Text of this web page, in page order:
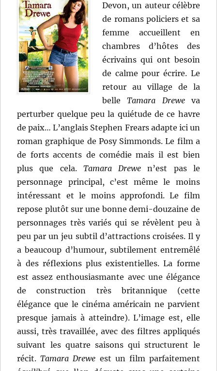
Devon, un auteur célèbre
de romans policiers et sa
femme accueillent en
chambres d’hôtes des
écrivains qui ont besoin
de calme pour écrire. Le
retour au village de la
belleTamara Dreweva
perturber quelque peu la quiétude de ce havre
de paix… L’anglais Stephen Frears adapte ici un
roman graphique de Posy Simmonds. Le film a
de forts accents de comédie mais il est bien
plus que cela. Tamara Drewe n’est pas le
personnage principal, c’est même le moins
intéressant et le moins approfondi. Le film
repose plutôt sur une bonne demi-douzaine de
personnages très variés qui se révèlent peu à
peu par un jeu subtil d’attractions croisées. Il y
a beaucoup d’humour, subtilement entremêlé
à des réflexions plus existentielles. La forme
est assez enthousiasmante avec une élégance
de construction très britannique (cette
élégance que le cinéma américain ne parvient
presque jamais à atteindre). L’image est, elle
aussi, très travaillée, avec des filtres appliqués
suivant les quatre saisons qui structurent le
récit.Tamara Drewe est un film parfaitement